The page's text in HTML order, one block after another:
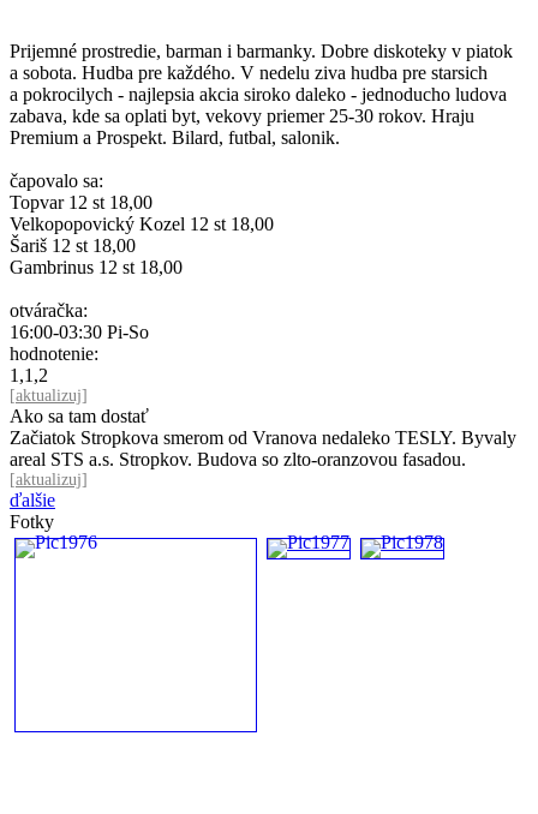
Prijemné prostredie, barman i barmanky. Dobre diskoteky v piatok
a sobota. Hudba pre každého. V nedelu ziva hudba pre starsich
a pokrocilych - najlepsia akcia siroko daleko - jednoducho ludova
zabava, kde sa oplati byt, vekovy priemer 25-30 rokov. Hraju
Premium a Prospekt. Bilard, futbal, salonik.
čapovalo sa:
Topvar 12 st 18,00
Velkopopovický Kozel 12 st 18,00
Šariš 12 st 18,00
Gambrinus 12 st 18,00
otváračka:
16:00-03:30 Pi-So
hodnotenie:
1,1,2
[aktualizuj]
Ako sa tam dostať
Začiatok Stropkova smerom od Vranova nedaleko TESLY. Byvaly
areal STS a.s. Stropkov. Budova so zlto-oranzovou fasadou.
[aktualizuj]
ďalšie
Fotky